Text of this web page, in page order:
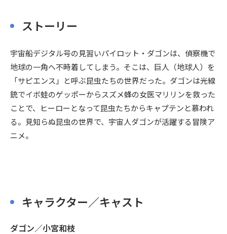
ストーリー
宇宙船デジタル号の見習いパイロット・ダゴンは、偵察機で
地球の一角へ不時着してしまう。そこは、巨人（地球人）を
「サピエンス」と呼ぶ昆虫たちの世界だった。ダゴンは光線
銃でイボ蛙のゲッポーからスズメ蜂の女医マリリンを救った
ことで、ヒーローとなって昆虫たちからキャプテンと慕われ
る。見知らぬ昆虫の世界で、宇宙人ダゴンが活躍する冒険ア
ニメ。
キャラクター／キャスト
ダゴン／小宮和枝